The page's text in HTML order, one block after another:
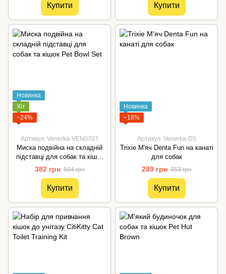
Купити Купити
Новинка
Хіт
−24%
Артикул: Venerka-VEN0707
Миска подвійна на складній
підставці для собак та кішок
Pet Bowl Set
382 грн 504 грн
Купити
Новинка
−18%
Артикул: Venerka-D5
Trixie М'яч Denta Fun на канаті
для собак
289 грн 353 грн
Купити